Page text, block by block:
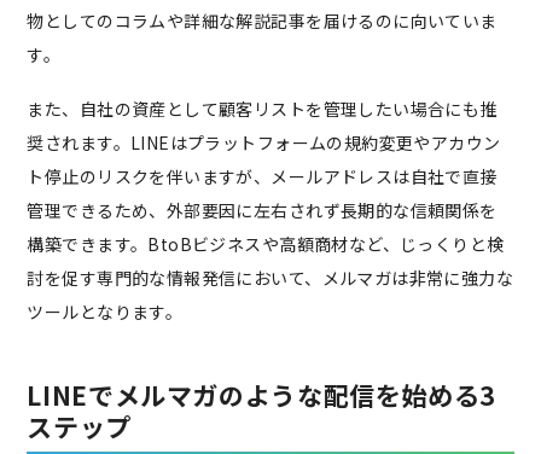
物としてのコラムや詳細な解説記事を届けるのに向いていま
す。
また、自社の資産として顧客リストを管理したい場合にも推
奨されます。LINEはプラットフォームの規約変更やアカウン
ト停止のリスクを伴いますが、メールアドレスは自社で直接
管理できるため、外部要因に左右されず長期的な信頼関係を
構築できます。BtoBビジネスや高額商材など、じっくりと検
討を促す専門的な情報発信において、メルマガは非常に強力な
ツールとなります。
LINEでメルマガのような配信を始める3
ステップ